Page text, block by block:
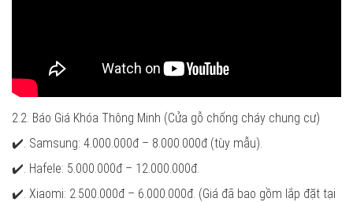
2.2. Báo Giá Khóa Thông Minh (Cửa gỗ chống cháy chung cư)
✔️. Samsung: 4.000.000đ – 8.000.000đ (tùy mẫu).
✔️. Hafele: 5.000.000đ – 12.000.000đ.
✔️. Xiaomi: 2.500.000đ – 6.000.000đ. (Giá đã bao gồm lắp đặt tại